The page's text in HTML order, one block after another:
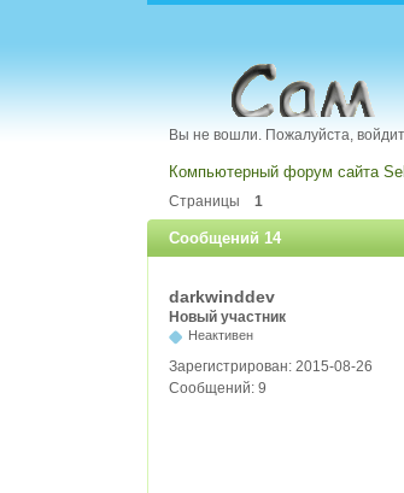
Вы не вошли. Пожалуйста,
Компьютерный форум сайта
Страницы 1
Сообщений 14
darkwinddev
Новый участник
Неактивен
Зарегистрирован: 2015-08-26
Сообщений: 9